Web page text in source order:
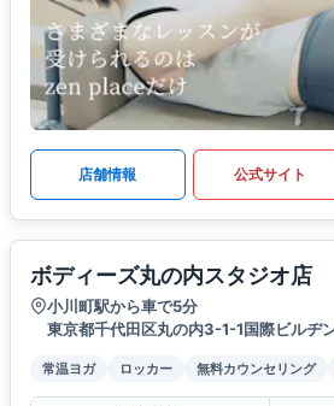
店舗情報 公式サイト
ボディーズ丸の内スタジオ店
小川町駅から車で5分
東京都千代田区丸の内3-1-1国際ビルヂ
常温ヨガ ロッカー 無料カウンセリング